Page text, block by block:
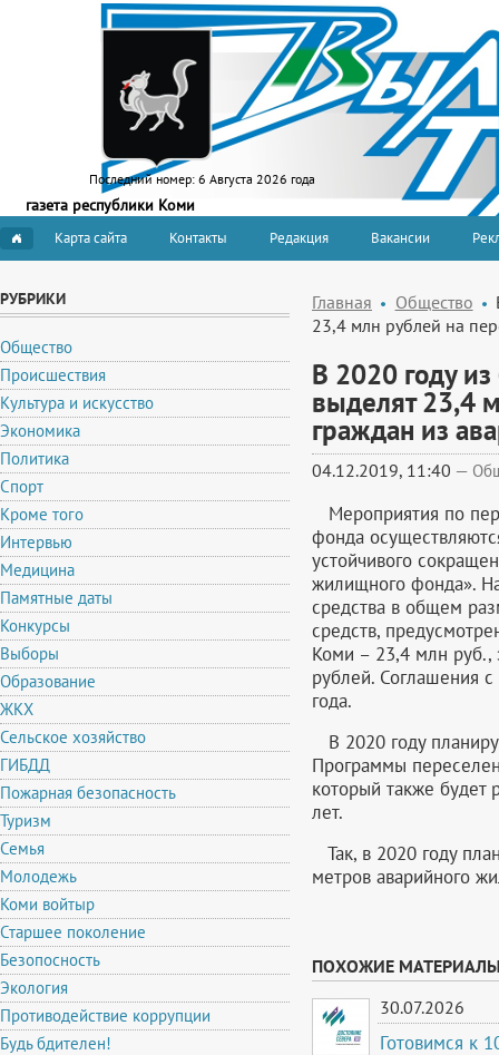
Последний номер: 6 Августа 2026 года
газета республики Коми
Карта сайта Контакты Редакция Вакансии
РУБРИКИ
Общество
Происшествия
Культура и искусство
Экономика
Политика
Спорт
Кроме того
Интервью
Медицина
Памятные даты
Конкурсы
Выборы
Образование
ЖКХ
Сельское хозяйство
ГИБДД
Пожарная безопасность
Туризм
Семья
Молодежь
Коми войтыр
Старшее поколение
Безопосность
Экология
Противодействие коррупции
Будь бдителен!
Главная Общество
23,4 млн рублей на
В 2020 году
выделят 23,4
граждан из
04.12.2019, 11:40 —
Мероприятия по
фонда
устойчивого
жилищного фонда».
средства в общем
средств,
Коми – 23,4 млн руб.,
рублей. Соглашения
года.
В 2020 году
Программы
который также будет
лет.
Так, в 2020 году
метров аварийного
ПОХОЖИЕ
30.07.2026
Готовимся к